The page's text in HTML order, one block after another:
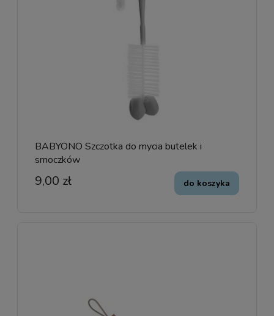
BABYONO Szczotka do mycia butelek i
smoczków
9,00 zł do koszyka